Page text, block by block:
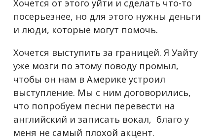
Хочется от этого уйти и сделать что-то
посерьезнее, но для этого нужны деньги
и люди, которые могут помочь.
Хочется выступить за границей. Я Уайту
уже мозги по этому поводу промыл,
чтобы он нам в Америке устроил
выступление. Мы с ним договорились,
что попробуем песни перевести на
английский и записать вокал, благо у
меня не самый плохой акцент.